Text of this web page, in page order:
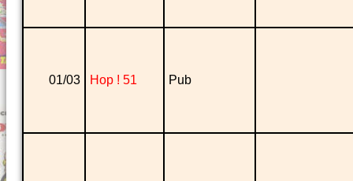
01/03 Hop ! 51 Pub